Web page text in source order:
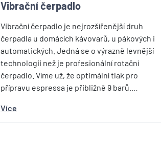
Vibrační čerpadlo
Vibrační čerpadlo je nejrozšířenější druh
čerpadla u domácích kávovarů, u pákových i
automatických. Jedná se o výrazně levnější
technologii než je profesionální rotační
čerpadlo. Víme už, že optimální tlak pro
přípravu espressa je přibližně 9 barů.…
Více